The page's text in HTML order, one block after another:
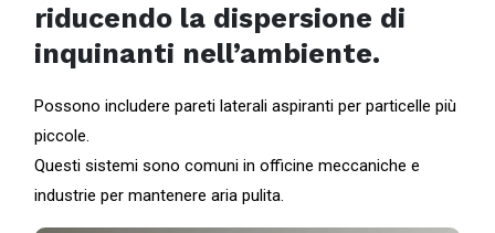
riducendo la dispersione di
inquinanti nell’ambiente.
Possono includere pareti laterali aspiranti per particelle più
piccole.
Questi sistemi sono comuni in officine meccaniche e
industrie per mantenere aria pulita.